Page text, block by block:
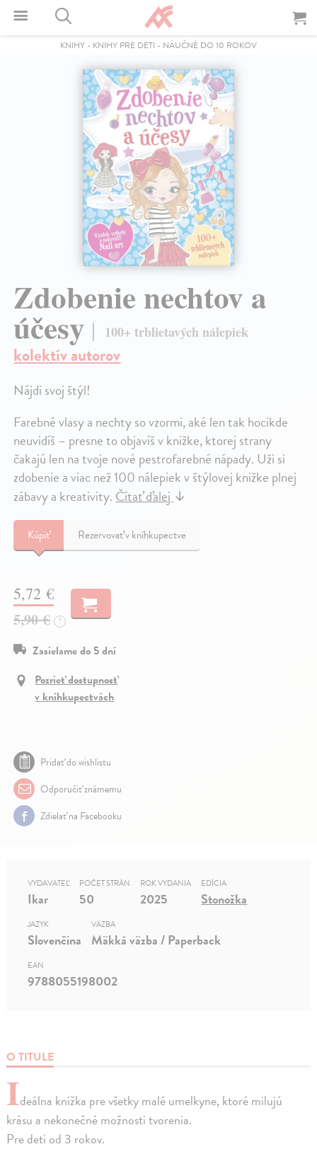
KNIHY - KNIHY PRE DETI - NÁUČNÉ DO 10 ROKOV
Zdobenie nechtov a
účesy 100+ trblietavých nálepiek
kolektív autorov
Nájdi svoj štýl!
Farebné vlasy a nechty so vzormi, aké len tak hocikde
neuvidíš – presne to objavíš v knižke, ktorej strany
čakajú len na tvoje nové pestrofarebné nápady. Uži si
zdobenie a viac než 100 nálepiek v štýlovej knižke plnej
zábavy a kreativity. Čítať ďalej ↓
Kúpiť Rezervovať v kníhkupectve
5,72 €
5,90 € ?
Zasielame do 5 dní
Pozrieť dostupnosť
v kníhkupectvách
Pridať do wishlistu
Odporučiť známemu
Zdielať na Facebooku
O TITULE
Ideálna knižka pre všetky malé umelkyne, ktoré milujú
krásu a nekonečné možnosti tvorenia.
Pre deti od 3 rokov.
VYDAVATEĽ
Ikar
POČET STRÁN
50
ROK VYDANIA
2025
EDÍCIA
Stonožka
JAZYK
Slovenčina
VÄZBA
Mäkká väzba / Paperback
EAN
9788055198002